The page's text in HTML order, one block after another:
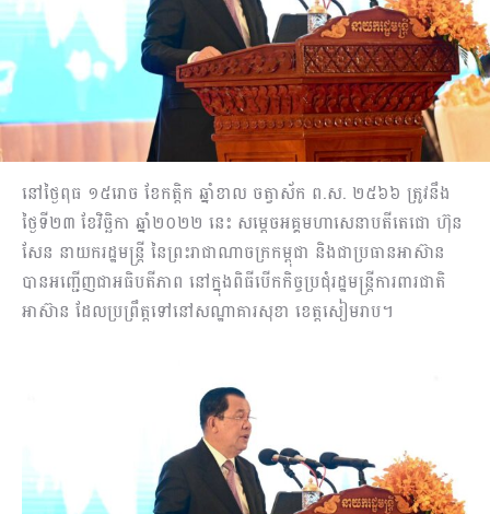
នៅថ្ងៃពុធ ១៥រោច ខែកត្តិក ឆ្នាំខាល ចត្វាស័ក ព.ស. ២៥៦៦ ត្រូវនឹង
ថ្ងៃទី២៣ ខែវិច្ឆិកា ឆ្នាំ២០២២ នេះ សម្ដេចអគ្គមហាសេនាបតីតេជោ ហ៊ុន
សែន នាយករដ្ឋមន្ត្រី នៃព្រះរាជាណាចក្រកម្ពុជា និងជាប្រធានអាស៊ាន
បានអញ្ជើញជាអធិបតីភាព នៅក្នុងពិធីបើកកិច្ចប្រជុំរដ្ឋមន្ត្រីការពារជាតិ
អាស៊ាន ដែលប្រព្រឹត្តទៅនៅសណ្ឋាគារសុខា ខេត្តសៀមរាប។